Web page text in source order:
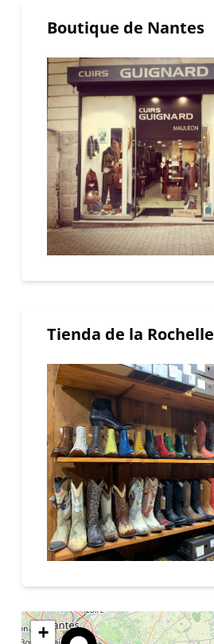
Boutique de Nantes
Tienda de la Rochelle
+